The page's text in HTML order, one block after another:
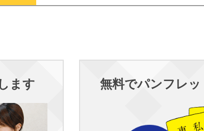
ます 無料でパンフレ